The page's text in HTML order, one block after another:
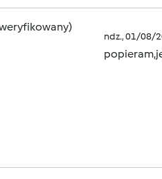
ndz., 01/08/